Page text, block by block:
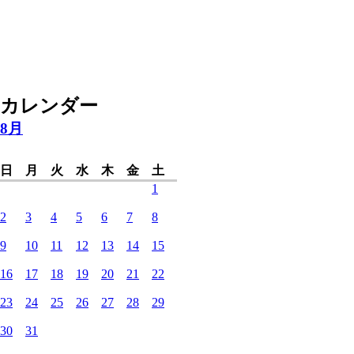
カレンダー
8月
日 月 火 水 木 金
土
1
2 3 4 5 6 7 8
9 10 11 12 13 14 15
16 17 18 19 20 21 22
23 24 25 26 27 28 29
30 31